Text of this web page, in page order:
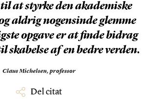
at styrke den akademiske
aldrig nogensinde glemme
opgave er at finde bidrag
skabelse af en bedre verden.
Claus Michelsen, professor
Del citat